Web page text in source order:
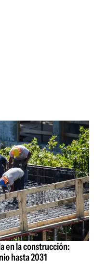
en la construcción:
hasta 2031